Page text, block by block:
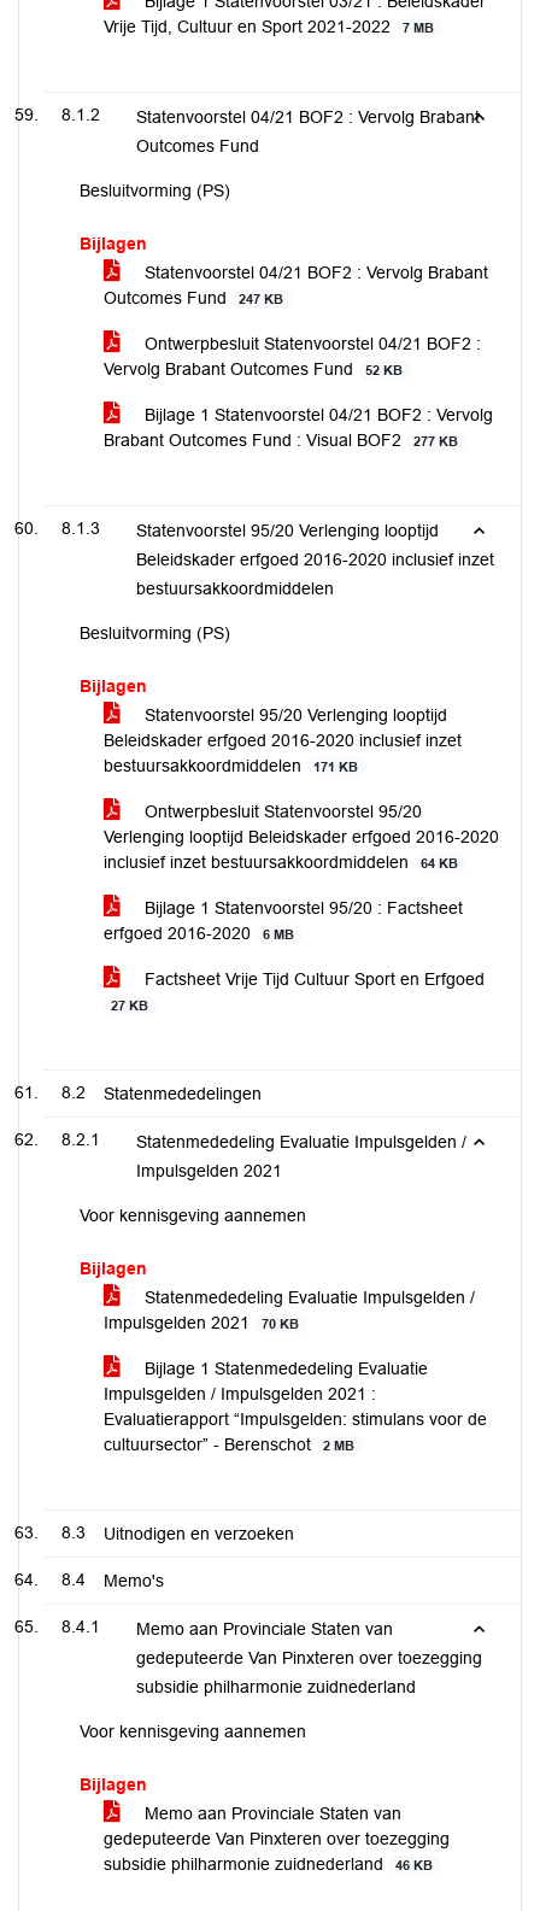
Vrije Tijd, Cultuur en Sport 2021-2022
7 MB
8.1.2
Statenvoorstel 04/21 BOF2 : Vervolg Brabant
Outcomes Fund
Besluitvorming (PS)
Bijlagen
Statenvoorstel 04/21 BOF2 : Vervolg Brabant
Outcomes Fund
247 KB
Ontwerpbesluit Statenvoorstel 04/21 BOF2 :
Vervolg Brabant Outcomes Fund
52 KB
Bijlage 1 Statenvoorstel 04/21 BOF2 : Vervolg
Brabant Outcomes Fund : Visual BOF2
277 KB
8.1.3
Statenvoorstel 95/20 Verlenging looptijd
Beleidskader erfgoed 2016-2020 inclusief inzet
bestuursakkoordmiddelen
Besluitvorming (PS)
Bijlagen
Statenvoorstel 95/20 Verlenging looptijd
Beleidskader erfgoed 2016-2020 inclusief inzet
bestuursakkoordmiddelen
171 KB
Ontwerpbesluit Statenvoorstel 95/20
Verlenging looptijd Beleidskader erfgoed 2016-2020
inclusief inzet bestuursakkoordmiddelen
64 KB
Bijlage 1 Statenvoorstel 95/20 : Factsheet
erfgoed 2016-2020
6 MB
Factsheet Vrije Tijd Cultuur Sport en Erfgoed
27 KB
8.2 Statenmededelingen
8.2.1
Statenmededeling Evaluatie Impulsgelden /
Impulsgelden 2021
Voor kennisgeving aannemen
Bijlagen
Statenmededeling Evaluatie Impulsgelden /
Impulsgelden 2021
70 KB
Bijlage 1 Statenmededeling Evaluatie
Impulsgelden / Impulsgelden 2021 :
Evaluatierapport “Impulsgelden: stimulans voor de
cultuursector” - Berenschot
2 MB
8.3 Uitnodigen en verzoeken
8.4 Memo's
8.4.1
Memo aan Provinciale Staten van
gedeputeerde Van Pinxteren over toezegging
subsidie philharmonie zuidnederland
Voor kennisgeving aannemen
Bijlagen
Memo aan Provinciale Staten van
gedeputeerde Van Pinxteren over toezegging
subsidie philharmonie zuidnederland
46 KB